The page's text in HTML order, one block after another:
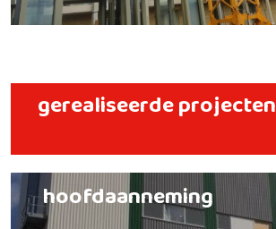
gerealiseerde projecten
hoofdaanneming